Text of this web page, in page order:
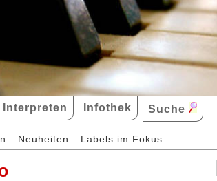
Interpreten Infothek Suche
Neuheiten Labels im Fokus